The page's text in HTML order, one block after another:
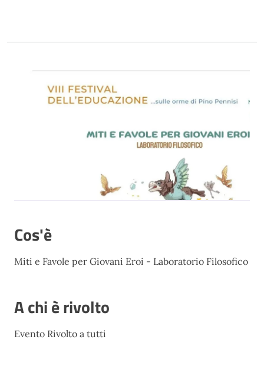
Cos'è
Miti e Favole per Giovani Eroi - Laboratorio Filosofico
A chi è rivolto
Evento Rivolto a tutti